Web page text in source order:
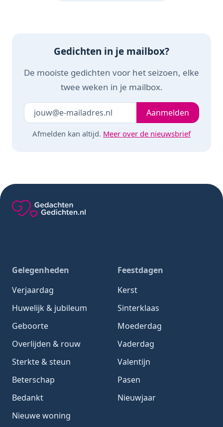
Gedichten in je mailbox?
De mooiste gedichten voor het seizoen, elke
twee weken in je mailbox.
Laat dit veld leeg Je e-mailadresAanmelden
Afmelden kan altijd. Meer over de nieuwsbrief
Gelegenheden
Verjaardag
Huwelijk & jubileum
Geboorte
Overlijden & rouw
Sterkte & steun
Beterschap
Bedankt
Nieuwe woning
Feestdagen
Kerst
Sinterklaas
Moederdag
Vaderdag
Valentijn
Pasen
Nieuwjaar